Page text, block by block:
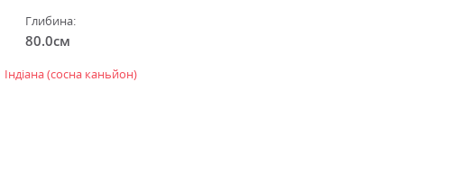
Глибина:
80.0см
Індіана (сосна каньйон)